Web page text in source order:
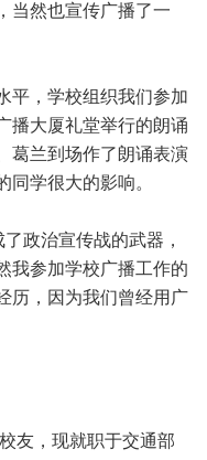
当然也宣传广播了一
，学校组织我们参加
播大厦礼堂举行的朗诵
葛兰到场作了朗诵表演
学很大的影响。
政治宣传战的武器，
我参加学校广播工作的
历，因为我们曾经用广
，现就职于交通部